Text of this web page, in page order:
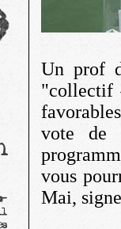
Un prof
"collectif
vote de
vous
Mai,